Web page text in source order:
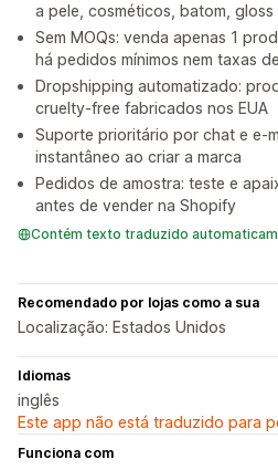
a pele, cosméticos, batom, gloss
Sem MOQs: venda apenas 1
há pedidos mínimos nem taxas
Dropshipping automatizado:
cruelty-free fabricados nos EUA
Suporte prioritário por chat e e-
instantâneo ao criar a marca
Pedidos de amostra: teste e
antes de vender na Shopify
Contém texto traduzido
Recomendado por lojas como a sua
Localização: Estados Unidos
Idiomas
inglês
Este app não está traduzido para
Funciona com